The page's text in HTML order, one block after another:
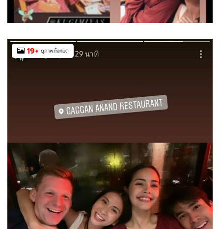
19+ ดูภาพทั้งหมด